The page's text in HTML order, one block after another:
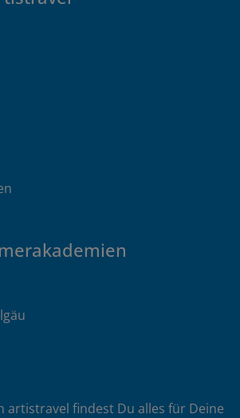
artistravel findest Du alles für Deine